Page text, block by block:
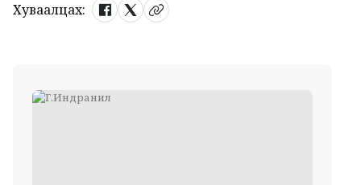
Хуваалцах: